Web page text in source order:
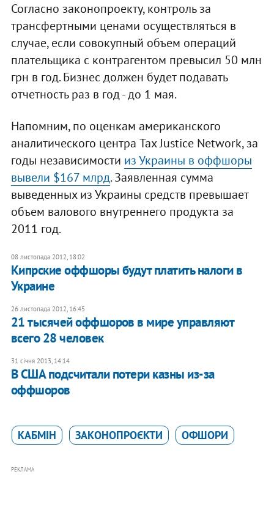
Согласно законопроекту, контроль за
трансфертными ценами осуществляться в
случае, если совокупный объем операций
плательщика с контрагентом превысил 50 млн
грн в год. Бизнес должен будет подавать
отчетность раз в год - до 1 мая.
Напомним, по оценкам американского
аналитического центра Tax Justice Network, за
годы независимости из Украины в оффшоры
вывели $167 млрд. Заявленная сумма
выведенных из Украины средств превышает
объем валового внутреннего продукта за
2011 год.
08 листопада 2012, 18:02
Кипрские оффшоры будут платить налоги в
Украине
26 листопада 2012, 16:45
21 тысячей оффшоров в мире управляют
всего 28 человек
31 січня 2013, 14:14
В США подсчитали потери казны из-за
оффшоров
КАБМІН ЗАКОНОПРОЄКТИ ОФШОРИ
РЕКЛАМА